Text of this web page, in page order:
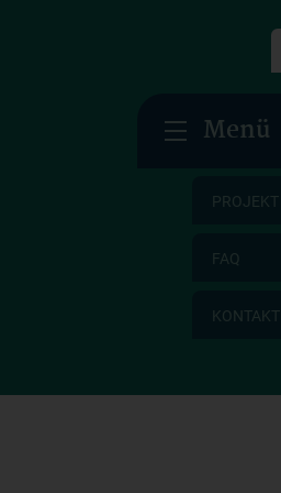
Menü
PROJEKT
FAQ
KONTAKT